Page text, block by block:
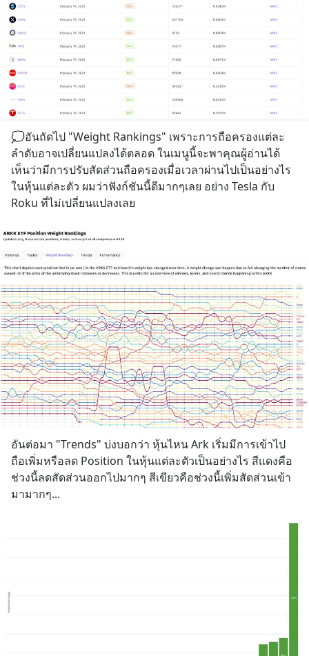
💭อันถัดไป "Weight Rankings" เพราะการถือครองแต่ละ
ลำดับอาจเปลี่ยนแปลงได้ตลอด ในเมนูนี้จะพาคุณผู้อ่านได้
เห็นว่ามีการปรับสัดส่วนถือครองเมื่อเวลาผ่านไปเป็นอย่างไร
ในหุ้นแต่ละตัว ผมว่าฟังก์ชันนี้ดีมากๆเลย อย่าง Tesla กับ
Roku ที่ไม่เปลี่ยนแปลงเลย
อันต่อมา "Trends" บ่งบอกว่า หุ้นไหน Ark เริ่มมีการเข้าไป
ถือเพิ่มหรือลด Position ในหุ้นแต่ละตัวเป็นอย่างไร สีแดงคือ
ช่วงนี้ลดสัดส่วนออกไปมากๆ สีเขียวคือช่วงนี้เพิ่มสัดส่วนเข้า
มามากๆ...